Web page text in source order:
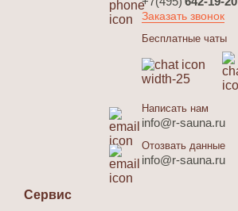
Заказать звонок
Бесплатные чаты
Написать нам
info@r-sauna.ru
Отозвать данные
info@r-sauna.ru
Сервис